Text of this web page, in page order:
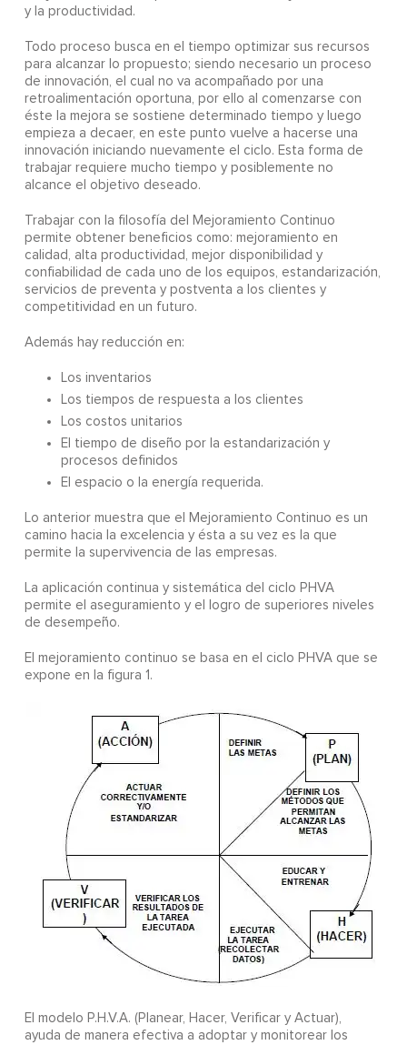
y la productividad.
Todo proceso busca en el tiempo optimizar sus recursos
para alcanzar lo propuesto; siendo necesario un proceso
de innovación, el cual no va acompañado por una
retroalimentación oportuna, por ello al comenzarse con
éste la mejora se sostiene determinado tiempo y luego
empieza a decaer, en este punto vuelve a hacerse una
innovación iniciando nuevamente el ciclo. Esta forma de
trabajar requiere mucho tiempo y posiblemente no
alcance el objetivo deseado.
Trabajar con la filosofía del Mejoramiento Continuo
permite obtener beneficios como: mejoramiento en
calidad, alta productividad, mejor disponibilidad y
confiabilidad de cada uno de los equipos, estandarización,
servicios de preventa y postventa a los clientes y
competitividad en un futuro.
Además hay reducción en:
Los inventarios
Los tiempos de respuesta a los clientes
Los costos unitarios
El tiempo de diseño por la estandarización y
procesos definidos
El espacio o la energía requerida.
Lo anterior muestra que el Mejoramiento Continuo es un
camino hacia la excelencia y ésta a su vez es la que
permite la supervivencia de las empresas.
La aplicación continua y sistemática del ciclo PHVA
permite el aseguramiento y el logro de superiores niveles
de desempeño.
El mejoramiento continuo se basa en el ciclo PHVA que se
expone en la figura 1.
El modelo P.H.V.A. (Planear, Hacer, Verificar y Actuar),
ayuda de manera efectiva a adoptar y monitorear los